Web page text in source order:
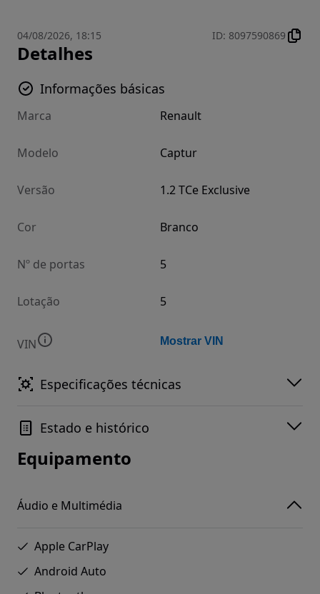
04/08/2026, 18:15 ID: 8097590869
Detalhes
Informações básicas
Marca Renault
Modelo Captur
Versão 1.2 TCe Exclusive
Cor Branco
Nº de portas 5
Lotação 5
VIN Mostrar VIN
Especificações técnicas
Estado e histórico
Equipamento
Áudio e Multimédia
Apple CarPlay
Android Auto